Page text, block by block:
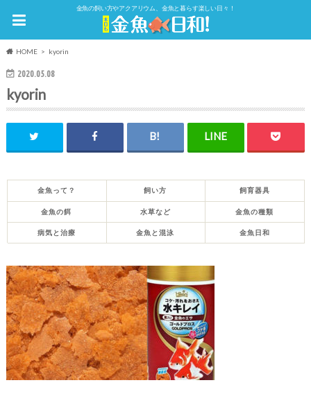
金魚の飼い方やアクアリウム、金魚と暮らす楽しい日々！
HOME kyorin
2020.05.08
kyorin
金魚って？ 飼い方 飼育器具
金魚の餌 水草など 金魚の種類
病気と治療 金魚と混泳 金魚日和